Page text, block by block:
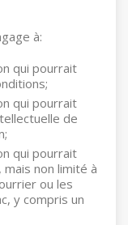
à:
qui pourrait
qui pourrait
de
qui pourrait
non limité à
ou les
y compris un